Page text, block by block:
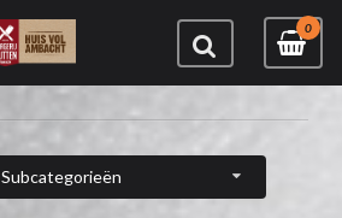
0
Subcategorieën